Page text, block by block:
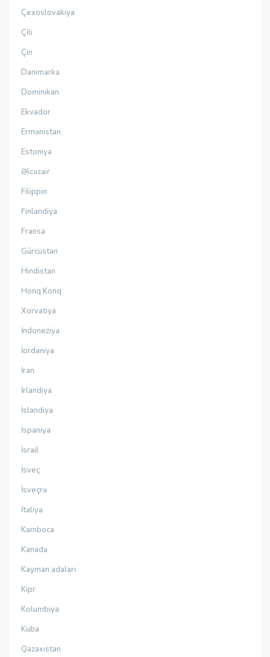
Çexoslovakiya
Çili
Çin
Danimarka
Dominikan
Ekvador
Ermənistan
Estoniya
Əlcəzair
Filippin
Finlandiya
Fransa
Gürcüstan
Hindistan
Honq Konq
Xorvatiya
İndoneziya
İordaniya
İran
İrlandiya
İslandiya
İspaniya
İsrail
İsveç
İsveçrə
İtaliya
Kamboca
Kanada
Kayman adaları
Kipr
Kolumbiya
Kuba
Qazaxıstan